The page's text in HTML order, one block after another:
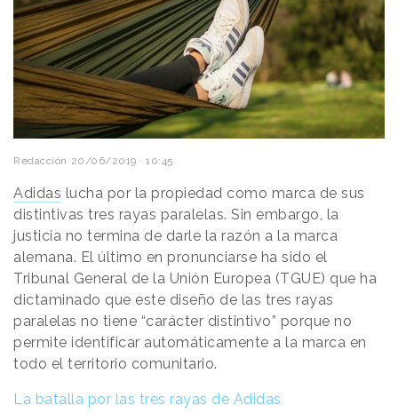
Redacción 20/06/2019 · 10:45
Adidas lucha por la propiedad como marca de sus
distintivas tres rayas paralelas. Sin embargo, la
justicia no termina de darle la razón a la marca
alemana. El último en pronunciarse ha sido el
Tribunal General de la Unión Europea (TGUE) que ha
dictaminado que este diseño de las tres rayas
paralelas no tiene “carácter distintivo” porque no
permite identificar automáticamente a la marca en
todo el territorio comunitario.
La batalla por las tres rayas de Adidas